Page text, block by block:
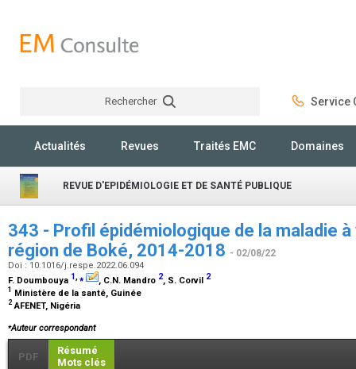
Rechercher Service
Actualités Revues Traités EMC Domaines
REVUE D'EPIDÉMIOLOGIE ET DE SANTÉ PUBLIQUE
343 - Profil épidémiologique de la maladie à
région de Boké, 2014-2018 - 02/08/22
Doi : 10.1016/j.respe.2022.06.094
F. Doumbouya 1,⁎ , C.N. Mandro 2, S. Corvil 2
1 Ministère de la santé, Guinée
2 AFENET, Nigéria
⁎Auteur correspondant
PDF
Résumé
Mots clés